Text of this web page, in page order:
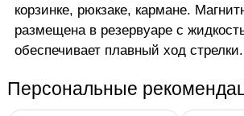
корзинке, рюкзаке, кармане.
размещена в резервуаре с
обеспечивает плавный ход стрелки.
Персональные